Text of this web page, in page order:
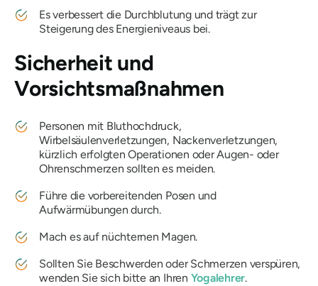
Es verbessert die Durchblutung und trägt zur
Steigerung des Energieniveaus bei.
Sicherheit und
Vorsichtsmaßnahmen
Personen mit Bluthochdruck,
Wirbelsäulenverletzungen, Nackenverletzungen,
kürzlich erfolgten Operationen oder Augen- oder
Ohrenschmerzen sollten es meiden.
Führe die vorbereitenden Posen und
Aufwärmübungen durch.
Mach es auf nüchternen Magen.
Sollten Sie Beschwerden oder Schmerzen verspüren,
wenden Sie sich bitte an Ihren Yogalehrer.